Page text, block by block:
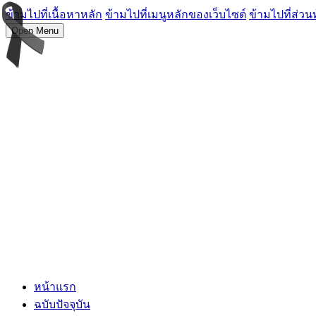
ข้ามไปที่เนื้อหาหลัก ข้ามไปที่เมนูหลักของเว็บไซต์ ข้ามไปที่ส่วน
Open Menu
หน้าแรก
ฉบับปัจจุบัน